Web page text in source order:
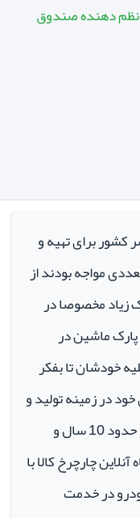
نظم دهنده صندوق
کشور برای تهیه و
مواجه بودند از
زیاد مخصوصا در
ماشین در
خودشان تا بفکر
خود در زمینه تولید و
فروش لوازم جانبی و اسپرت خودرو در حدود 10 سال و
چارچرخ کالا با
در خدمت